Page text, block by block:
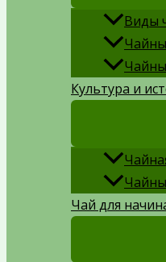
Виды
Культура и
Чай для